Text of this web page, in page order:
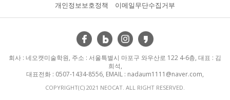
개인정보보호정책 이메일무단수집거부
회사 : 네오캣미술학원, 주소 : 서울특별시 마포구 와우산로 122 4-6층, 대표 : 김
희석,
대표전화 : 0507-1434-8556, EMAIL : nadaum1111@naver.com,
COPYRIGHT(C) 2021 NEOCAT. ALL RIGHT RESERVED.